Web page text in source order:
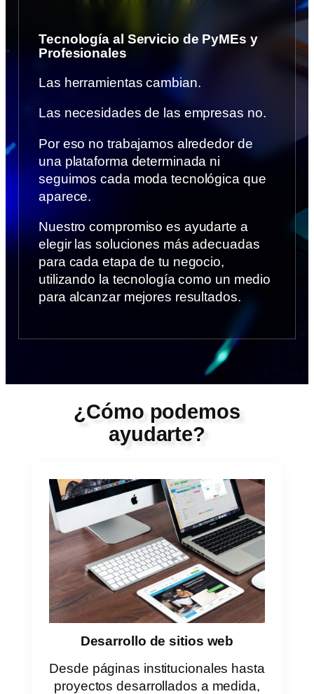
Tecnología al Servicio de PyMEs y
Profesionales
Las herramientas cambian.
Las necesidades de las empresas no.
Por eso no trabajamos alrededor de
una plataforma determinada ni
seguimos cada moda tecnológica que
aparece.
Nuestro compromiso es ayudarte a
elegir las soluciones más adecuadas
para cada etapa de tu negocio,
utilizando la tecnología como un medio
para alcanzar mejores resultados.
¿Cómo podemos
ayudarte?
Desarrollo de sitios web
Desde páginas institucionales hasta
proyectos desarrollados a medida,